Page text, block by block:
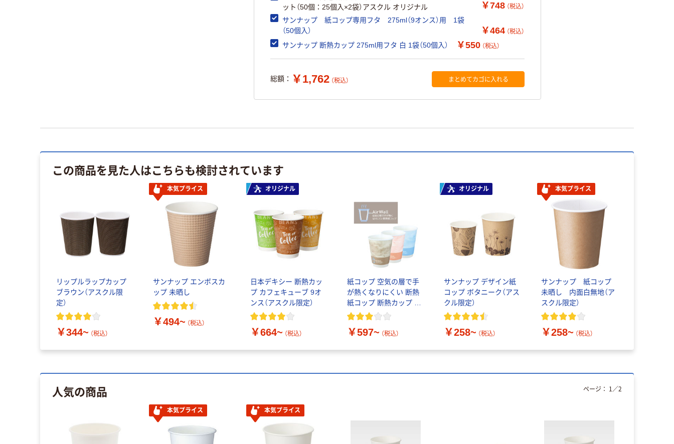
ット（50個：25個入×2袋）アスクル オリジナル
￥748 （税込）
サンナップ 紙コップ専用フタ 275ml（9オンス）用 1袋
（50個入）
￥464 （税込）
サンナップ 断熱カップ 275ml用フタ 白 1袋（50個入） ￥550 （税込）
総額： ￥1,762 （税込） まとめてカゴに入れる
この商品を見た人はこちらも検討されています
リップルラップカップ
ブラウン（アスクル限
定）
￥344~ （税込）
本気プライス
サンナップ エンボスカ
ップ 未晒し
￥494~ （税込）
オリジナル
日本デキシー 断熱カッ
プ カフェキューブ 9オ
ンス（アスクル限定）
￥664~ （税込）
紙コップ 空気の層で手
が熱くなりにくい 断熱
紙コップ 断熱カップ ヒ
ビフル コクヨ
￥597~ （税込）
オリジナル
サンナップ デザイン紙
コップ ボタニーク（アス
クル限定）
￥258~ （税込）
本気プライス
サンナップ 紙コップ
未晒し 内面白無地（ア
スクル限定）
￥258~ （税込）
人気の商品
本気プライス 本気プライス
ページ： 1 ／2